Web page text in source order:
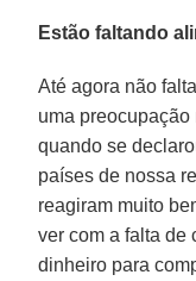
Estão faltando
Até agora não
uma
quando se
países de nossa
reagiram muito
ver com a falta de
dinheiro para